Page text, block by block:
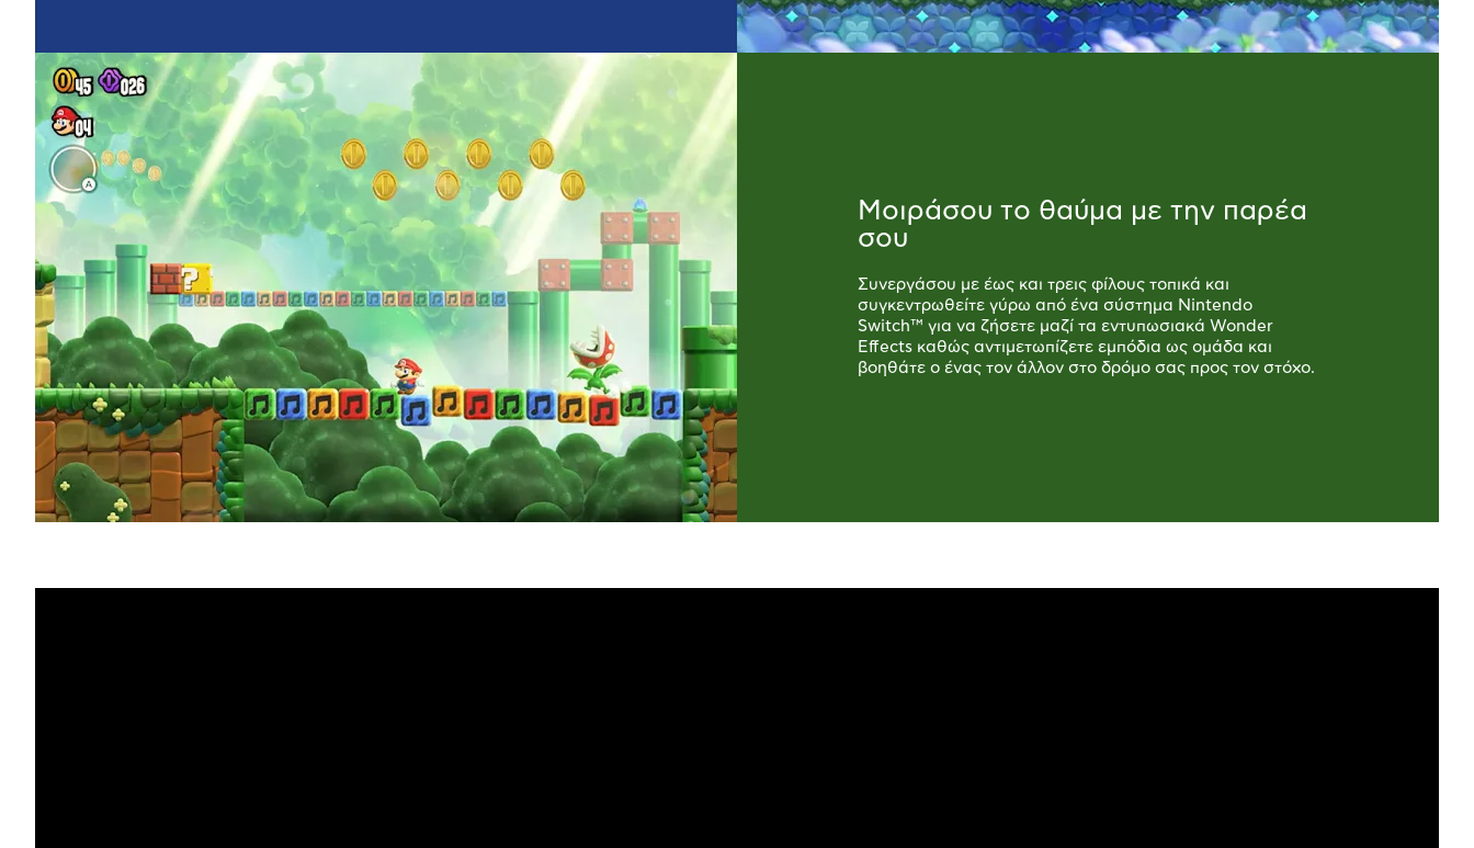
Μοιράσου το θαύμα με την παρέα
σου
Συνεργάσου με έως και τρεις φίλους τοπικά και
συγκεντρωθείτε γύρω από ένα σύστημα Nintendo
Switch™ για να ζήσετε μαζί τα εντυπωσιακά Wonder
Effects καθώς αντιμετωπίζετε εμπόδια ως ομάδα και
βοηθάτε ο ένας τον άλλον στο δρόμο σας προς τον στόχο.